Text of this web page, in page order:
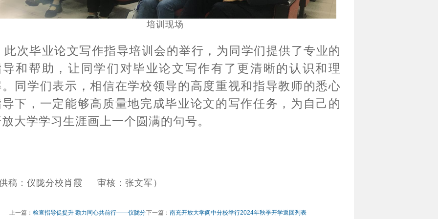
培训现场
次毕业论文写作指导培训会的举行，为同学们提供了专业的
导和帮助，让同学们对毕业论文写作有了更清晰的认识和理
同学们表示，相信在学校领导的高度重视和指导教师的悉心
下，一定能够高质量地完成毕业论文的写作任务，为自己的
大学学习生涯画上一个圆满的句号。
稿：仪陇分校肖霞 审核：张文军）
上一篇： 检查指导促提升 勠力同心共前行——仪陇分下一篇： 南充开放大学阆中分校举行2024年秋季开学返回列表